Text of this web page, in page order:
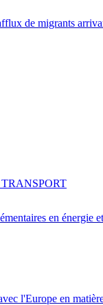
de migrants
en énergie
l'Europe en